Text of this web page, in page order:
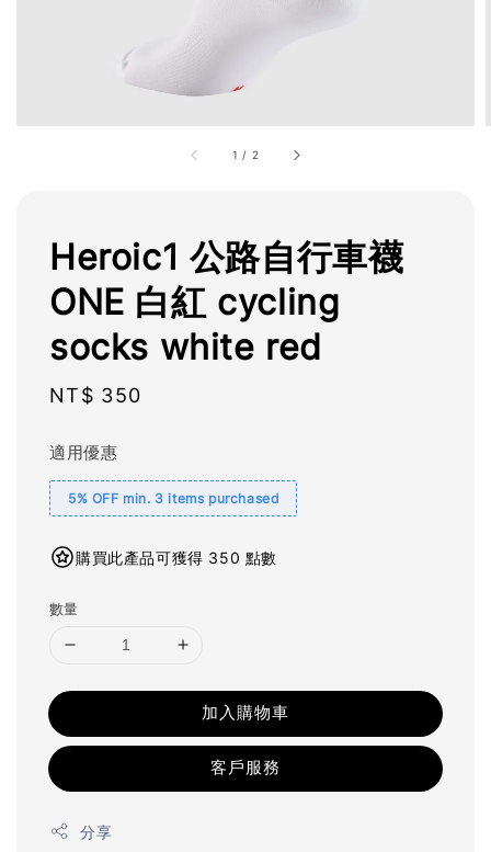
1 / 2
Heroic1 公路自行車襪
ONE 白紅 cycling
socks white red
Regular
NT$ 350
適用優惠
5% OFF min. 3 items purchased
購買此產品可獲得 350 點數
數量
加入購物車
客戶服務
分享